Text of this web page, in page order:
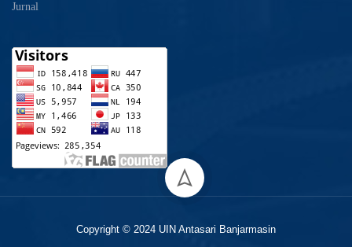
Jurnal
Copyright © 2024 UIN Antasari Banjarmasin